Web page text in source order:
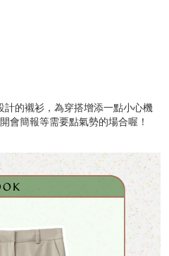
的襯衫，為穿搭增添一點小心機
會簡報等需要點氣勢的場合喔！